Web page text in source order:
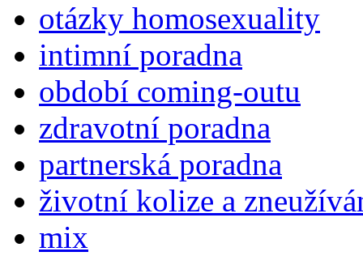
otázky homosexuality
intimní poradna
období coming-outu
zdravotní poradna
partnerská poradna
životní kolize a
mix